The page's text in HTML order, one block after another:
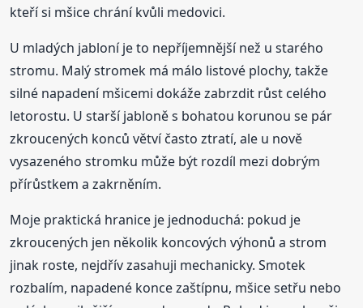
kteří si mšice chrání kvůli medovici.
U mladých jabloní je to nepříjemnější než u starého
stromu. Malý stromek má málo listové plochy, takže
silné napadení mšicemi dokáže zabrzdit růst celého
letorostu. U starší jabloně s bohatou korunou se pár
zkroucených konců větví často ztratí, ale u nově
vysazeného stromku může být rozdíl mezi dobrým
přírůstkem a zakrněním.
Moje praktická hranice je jednoduchá: pokud je
zkroucených jen několik koncových výhonů a strom
jinak roste, nejdřív zasahuji mechanicky. Smotek
rozbalím, napadené konce zaštípnu, mšice setřu nebo